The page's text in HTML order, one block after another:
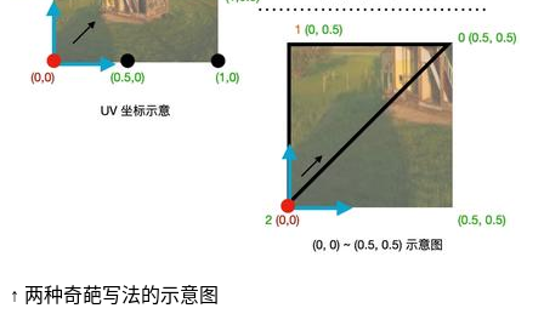
↑ 两种奇葩写法的示意图